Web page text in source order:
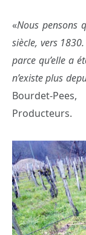
«Nous pensons
siècle, vers
parce qu’elle a
n’existe plus
Bourdet-
Producteurs.